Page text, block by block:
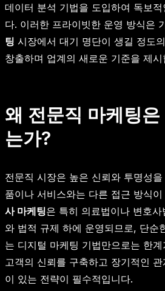
데이터 분석 기법을 도입하여 독보
다. 이러한 프라이빗한 운영 방식은
팅 시장에서 대기 명단이 생길 정도
창출하며 업계의 새로운 기준을 제시
왜 전문직 마케팅
는가?
전문직 시장은 높은 신뢰와 투명성
품이나 서비스와는 다른 접근 방식
사 마케팅은 특히 의료법이나 변호
와 법적 규제 하에 운영되므로, 단순
는 디지털 마케팅 기법만으로는 한
고객의 신뢰를 구축하고 장기적인
이 있는 전략이 필수적입니다.